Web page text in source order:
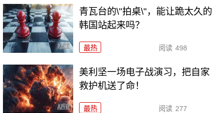
青瓦台的\"拍桌\"，能让跪太久的
韩国站起来吗？
最热 阅读 498
美利坚一场电子战演习，把自家
救护机送了命！
最热 阅读 277